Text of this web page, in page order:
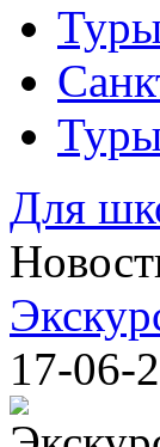
Для
17-06-